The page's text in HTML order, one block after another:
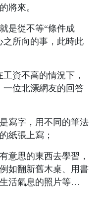
將來。
是從不等“條件成
之所向的事，此時此
資不高的情況下，
一位北漂網友的回答
寫字，用不同的筆法
紙張上寫；
意思的東西去學習，
如翻新舊木桌、用書
活氣息的照片等…